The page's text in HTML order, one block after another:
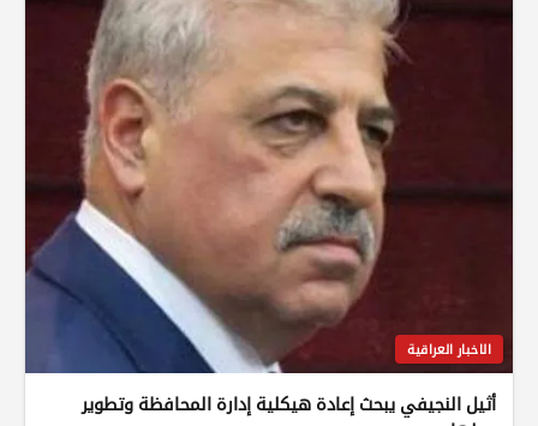
الاخبار العراقية
أثيل النجيفي يبحث إعادة هيكلية إدارة المحافظة وتطوير